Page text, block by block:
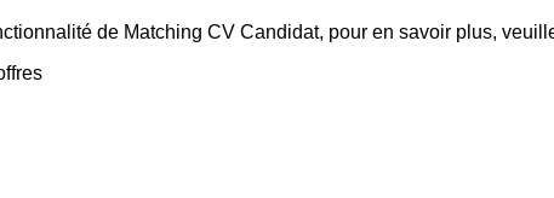
de Matching CV Candidat, pour en savoir plus,